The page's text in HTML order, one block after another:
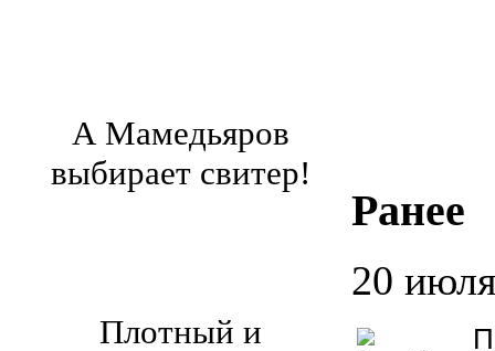
А Мамедьяров
выбирает свитер!
Плотный и
Ранее
20 июля